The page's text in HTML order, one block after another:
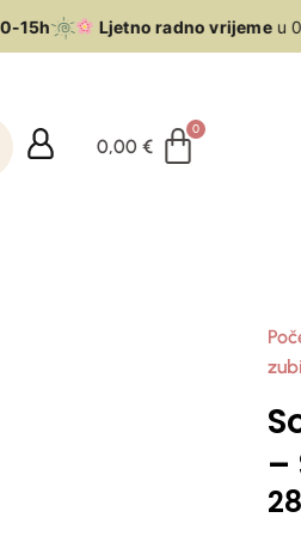
15h Ljetno radno vrijemeu
0,00€
–